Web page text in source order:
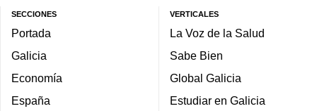
SECCIONES
Portada
Galicia
Economía
España
VERTICALES
La Voz de la Salud
Sabe Bien
Global Galicia
Estudiar en Galicia